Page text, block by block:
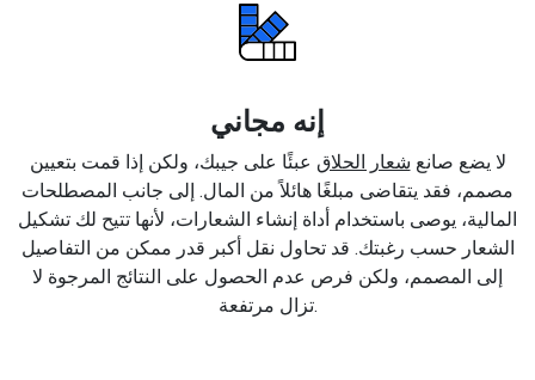
إنه مجاني
لا يضع صانع شعار الحلاق عبئًا على جيبك، ولكن إذا قمت بتعيين
مصمم، فقد يتقاضى مبلغًا هائلاً من المال. إلى جانب المصطلحات
المالية، يوصى باستخدام أداة إنشاء الشعارات، لأنها تتيح لك تشكيل
الشعار حسب رغبتك. قد تحاول نقل أكبر قدر ممكن من التفاصيل
إلى المصمم، ولكن فرص عدم الحصول على النتائج المرجوة لا
تزال مرتفعة.